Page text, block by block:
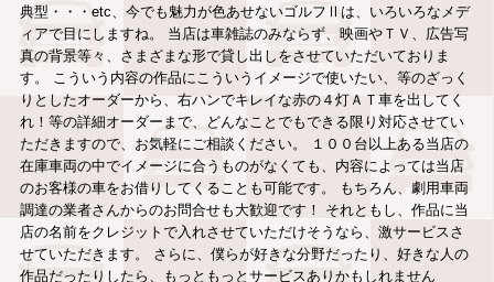
典型・・・etc、今でも魅力が色あせないゴルフⅡは、いろいろなメデ
ィアで目にしますね。 当店は車雑誌のみならず、映画やＴＶ、広告写
真の背景等々、さまざまな形で貸し出しをさせていただいておりま
す。 こういう内容の作品にこういうイメージで使いたい、等のざっく
りとしたオーダーから、右ハンでキレイな赤の４灯ＡＴ車を出してく
れ！等の詳細オーダーまで、どんなことでもできる限り対応させてい
ただきますので、お気軽にご相談ください。 １００台以上ある当店の
在庫車両の中でイメージに合うものがなくても、内容によっては当店
のお客様の車をお借りしてくることも可能です。 もちろん、劇用車両
調達の業者さんからのお問合せも大歓迎です！ それともし、作品に当
店の名前をクレジットで入れさせていただけそうなら、激サービスさ
せていただきます。 さらに、僕らが好きな分野だったり、好きな人の
作品だったりしたら、もっともっとサービスありかもしれません